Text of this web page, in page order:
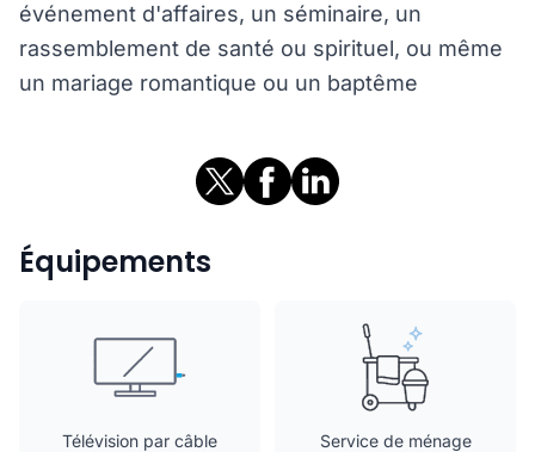
événement d'affaires, un séminaire, un
rassemblement de santé ou spirituel, ou même
un mariage romantique ou un baptême
Équipements
Télévision par câble
Service de ménage